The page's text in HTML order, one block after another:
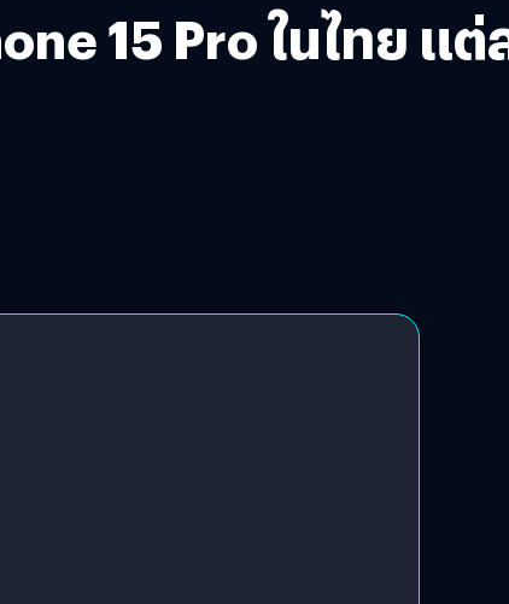
15 Pro ในไทย แ